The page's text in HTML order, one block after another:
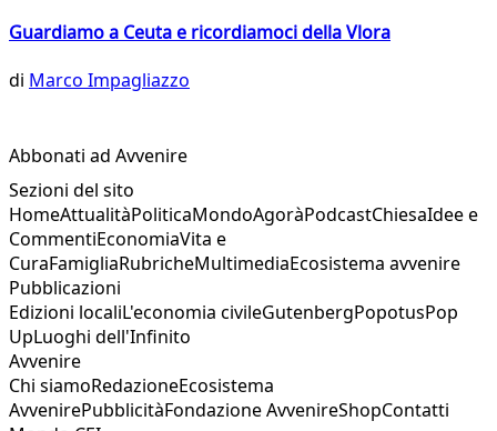
Guardiamo a Ceuta e ricordiamoci della Vlora
di Marco Impagliazzo
Abbonati ad Avvenire
Sezioni del sito
HomeAttualitàPoliticaMondoAgoràPodcastChiesaIdee e
CommentiEconomiaVita e
CuraFamigliaRubricheMultimediaEcosistema avvenire
Pubblicazioni
Edizioni localiL'economia civileGutenbergPopotusPop
UpLuoghi dell'Infinito
Avvenire
Chi siamoRedazioneEcosistema
AvvenirePubblicitàFondazione AvvenireShopContatti